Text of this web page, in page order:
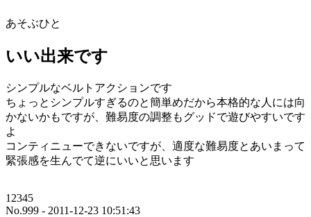
あそぶひと
いい出来です
シンプルなベルトアクションです
ちょっとシンプルすぎるのと簡単めだから本格的な人には向
かないかもですが、難易度の調整もグッドで遊びやすいです
よ
コンティニューできないですが、適度な難易度とあいまって
緊張感を生んでて逆にいいと思います
12345
No.999 - 2011-12-23 10:51:43